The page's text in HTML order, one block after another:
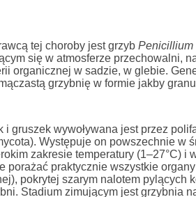
tej choroby jest grzyb Penicillium
się w atmosferze przechowalni,
organicznej w sadzie, w glebie.
grzybnię w formie jakby
i gruszek wywoływana jest przez
Występuje on powszechnie w
zakresie temperatury (1–27°C)
porażać praktycznie wszystkie
pokrytej szarym nalotem
Stadium zimującym jest grzybnia